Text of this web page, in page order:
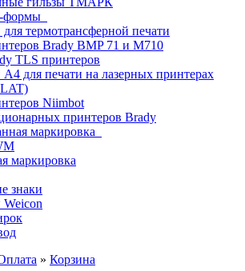
формы
термотрансферной печати
Brady BMP 71 и M710
TLS принтеров
для печати на лазерных принтерах
Niimbot
принтеров Brady
маркировка
маркировка
знаки
» Корзина